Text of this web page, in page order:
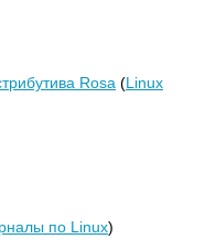
Rosa (Linux
по Linux)